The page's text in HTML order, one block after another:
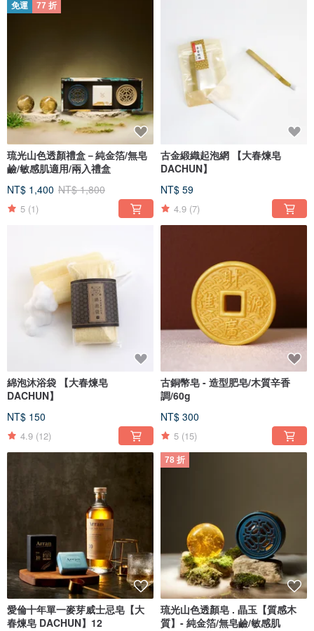
免運 77 折
琉光山色透顏禮盒－純金箔/無皂
鹼/敏感肌適用/兩入禮盒
NT$ 1,400 NT$ 1,800
5 (1)
古金緞織起泡網 【大春煉皂
DACHUN】
NT$ 59
4.9 (7)
綿泡沐浴袋 【大春煉皂
DACHUN】
NT$ 150
4.9 (12)
古銅幣皂 - 造型肥皂/木質辛香
調/60g
NT$ 300
5 (15)
愛倫十年單一麥芽威士忌皂【大
春煉皂 DACHUN】12
78 折
琉光山色透顏皂 . 晶玉【質感木
質】- 純金箔/無皂鹼/敏感肌